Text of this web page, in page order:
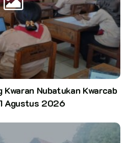
Kwaran Nubatukan Kwarcab
Agustus 2026